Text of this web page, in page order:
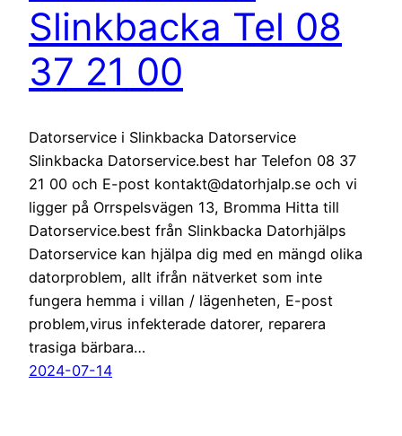
Slinkbacka Tel 08
37 21 00
Datorservice i Slinkbacka Datorservice
Slinkbacka Datorservice.best har Telefon 08 37
21 00 och E-post kontakt@datorhjalp.se och vi
ligger på Orrspelsvägen 13, Bromma Hitta till
Datorservice.best från Slinkbacka Datorhjälps
Datorservice kan hjälpa dig med en mängd olika
datorproblem, allt ifrån nätverket som inte
fungera hemma i villan / lägenheten, E-post
problem,virus infekterade datorer, reparera
trasiga bärbara…
2024-07-14